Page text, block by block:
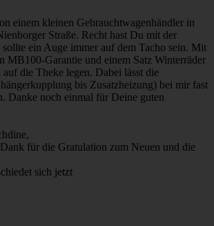
einem kleinen Gebrauchtwagenhändler in
Straße. Recht hast Du mit der
ein Auge immer auf dem Tacho sein. Mit
MB100-Garantie und einem Satz Winterräder
die Theke legen. Dabei lässt die
bis Zusatzheizung) bei mir fast
Danke noch einmal für Deine guten
für die Gratulation zum Neuen und die
sich jetzt